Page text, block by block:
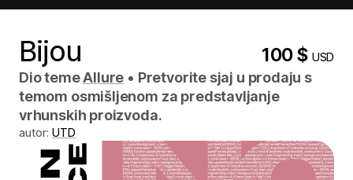
Bijou 100 $USD
Dio temeAllure • Pretvorite sjaj u prodaju s
temom osmišljenom za predstavljanje
vrhunskih proizvoda.
autor: UTD